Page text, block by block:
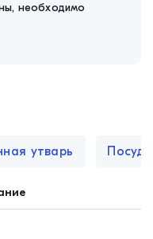
необходимо
утварь